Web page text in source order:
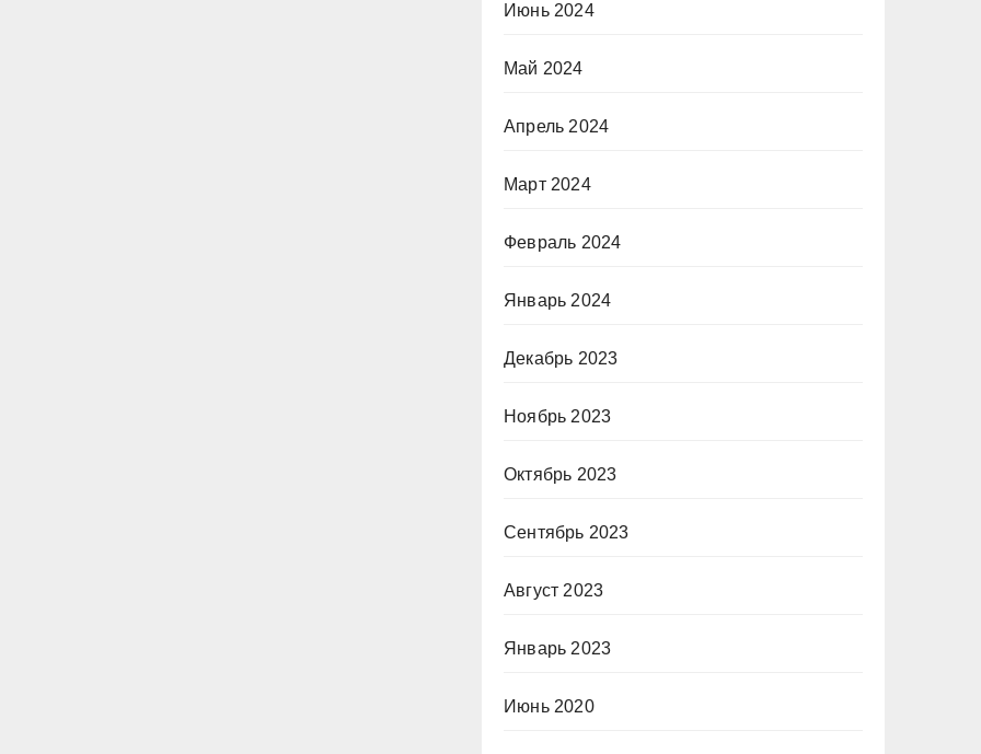
Июнь 2024
Май 2024
Апрель 2024
Март 2024
Февраль 2024
Январь 2024
Декабрь 2023
Ноябрь 2023
Октябрь 2023
Сентябрь 2023
Август 2023
Январь 2023
Июнь 2020